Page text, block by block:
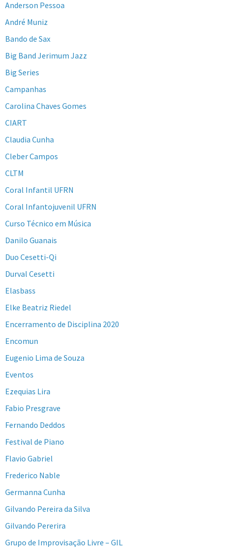
Anderson Pessoa
André Muniz
Bando de Sax
Big Band Jerimum Jazz
Big Series
Campanhas
Carolina Chaves Gomes
CIART
Claudia Cunha
Cleber Campos
CLTM
Coral Infantil UFRN
Coral Infantojuvenil UFRN
Curso Técnico em Música
Danilo Guanais
Duo Cesetti-Qi
Durval Cesetti
Elasbass
Elke Beatriz Riedel
Encerramento de Disciplina 2020
Encomun
Eugenio Lima de Souza
Eventos
Ezequias Lira
Fabio Presgrave
Fernando Deddos
Festival de Piano
Flavio Gabriel
Frederico Nable
Germanna Cunha
Gilvando Pereira da Silva
Gilvando Pererira
Grupo de Improvisação Livre – GIL